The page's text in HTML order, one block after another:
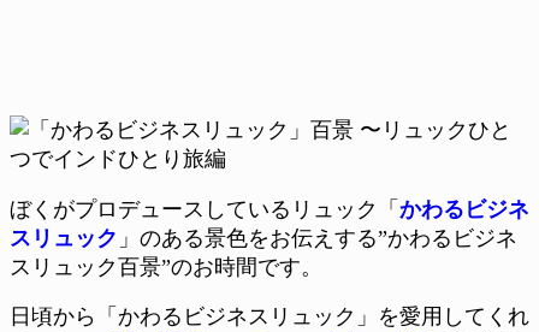
ぼくがプロデュースしているリュック「 かわるビジネ
スリュック 」のある景色をお伝えする”かわるビジネ
スリュック百景”のお時間です。
日頃から「かわるビジネスリュック」を愛用してくれ